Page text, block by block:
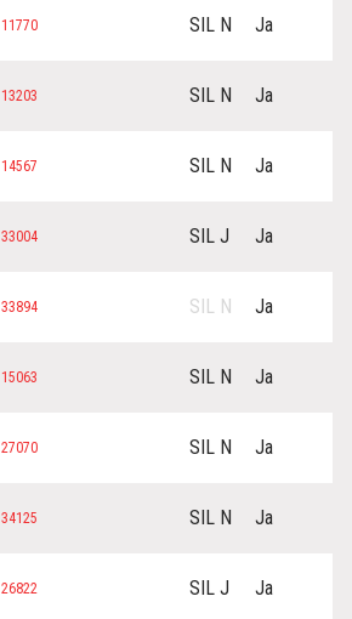
11770 SIL N Ja
13203 SIL N Ja
14567 SIL N Ja
33004 SIL J Ja
33894 SIL N Ja
15063 SIL N Ja
27070 SIL N Ja
34125 SIL N Ja
26822 SIL J Ja